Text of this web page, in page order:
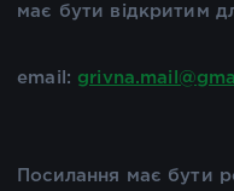
має бути відкритим
email:
Посилання має бути